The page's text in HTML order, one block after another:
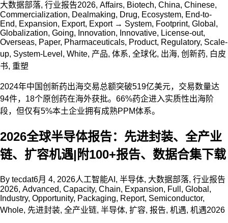
大数据部落, 行业报告2026, Affairs, Biotech, China, Chinese,
Commercialization, Dealmaking, Drug, Ecosystem, End-to-
End, Expansion, Export, Export → System, Footprint, Global ,
Globalization, Going, Innovation, Innovative, License-out,
Overseas, Paper, Pharmaceuticals, Product, Regulatory, Scale-
up, System-Level , White, 产品, 体系, 全球化, 出海, 创新药, 白皮
书, 重塑
2024年中国创新药出海交易总额突破519亿美元，交易数量达
94件，18个原创药在海外获批。66%药企进入实质性出海阶
段，但仅有5%本土企业拥有成熟PPM体系。
2026全球半导体报告：先进封装、全产业
链、扩容机遇|附100+报告、数据合集下载
By tecdat6月 4, 2026人工智能AI , 半导体, 大数据部落, 行业报告
2026, Advanced, Capacity, Chain, Expansion, Full , Global ,
Industry, Opportunity, Packaging, Report, Semiconductor,
Whole, 先进封装, 全产业链, 半导体, 扩容, 报告, 机遇, 机遇2026